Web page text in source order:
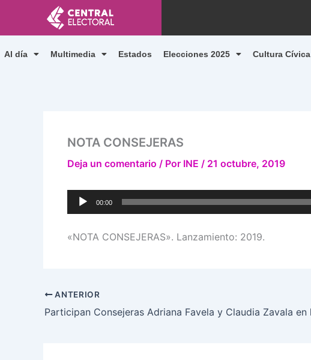
contenido
Al día Multimedia Estados Elecciones 2025 Cultura Cívica
NOTA CONSEJERAS
Deja un comentario / Por INE / 21 octubre, 2019
Reproductor
de
00:00
«NOTA CONSEJERAS». Lanzamiento: 2019.
ANTERIOR